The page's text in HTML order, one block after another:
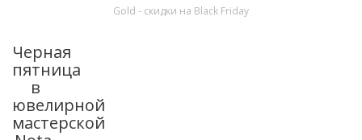
Gold - скидки на Black Friday
Черная
пятница
в
ювелирной
мастерской